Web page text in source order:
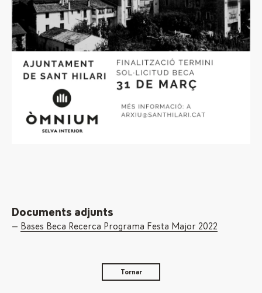
Documents adjunts
Bases Beca Recerca Programa Festa Major 2022
Tornar